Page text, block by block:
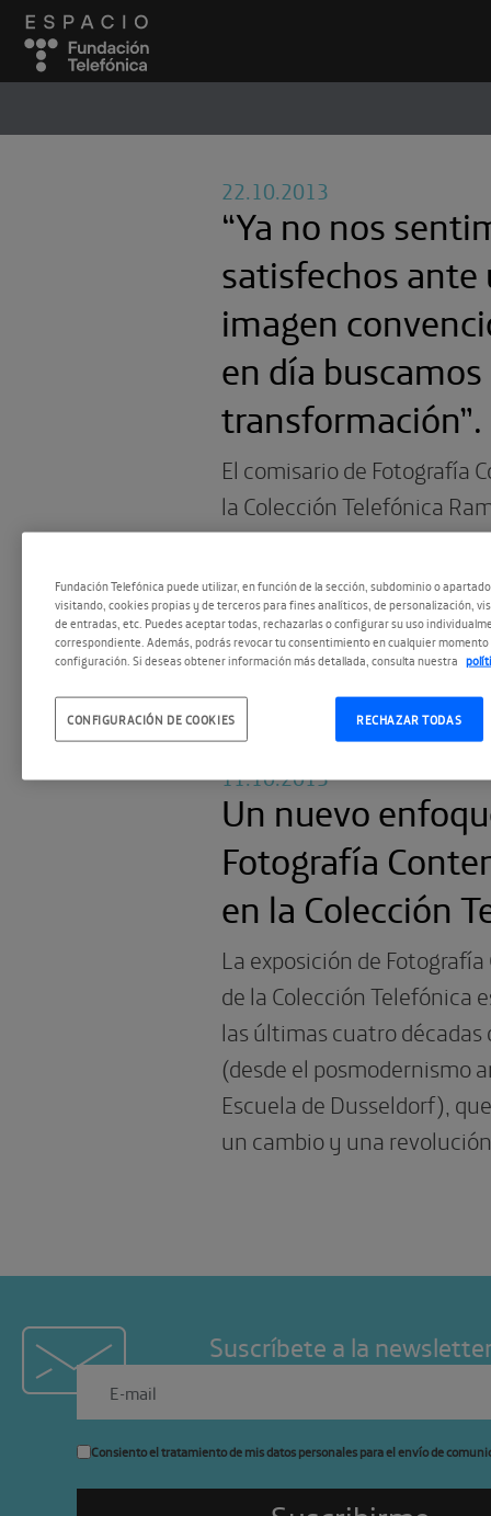
22.10.2013
“Ya no nos
satisfechos ante
imagen
en día
transformación”.
El comisario de Fotografía
la Colección Telefónica
desvela las claves de la
fotografía en las últimas
través de la exposición
público desde el 24 de
11.10.2013
Un nuevo
Fotografía
en la Colección
La exposición de
de la Colección Telefónica
las últimas cuatro
(desde el posmodernismo
Escuela de Dusseldorf),
un cambio y una
Suscríbete a la
Consiento el tratamiento de mis datos personales para el envío de
Fundación Telefónica puede utilizar, en función de la sección, subdominio o
visitando, cookies propias y de terceros para fines analíticos, de personalización,
de entradas, etc. Puedes aceptar todas, rechazarlas o configurar su uso
correspondiente. Además, podrás revocar tu consentimiento en cualquier momento
configuración. Si deseas obtener información más detallada, consulta nuestra
RECHAZAR TODAS
CONFIGURACIÓN DE COOKIES